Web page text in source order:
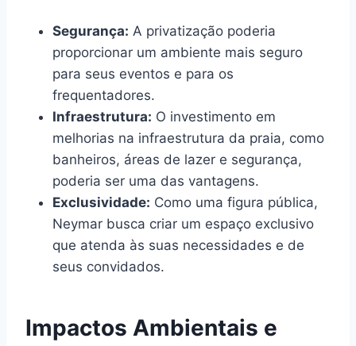
Segurança: A privatização poderia
proporcionar um ambiente mais seguro
para seus eventos e para os
frequentadores.
Infraestrutura: O investimento em
melhorias na infraestrutura da praia, como
banheiros, áreas de lazer e segurança,
poderia ser uma das vantagens.
Exclusividade: Como uma figura pública,
Neymar busca criar um espaço exclusivo
que atenda às suas necessidades e de
seus convidados.
Impactos Ambientais e